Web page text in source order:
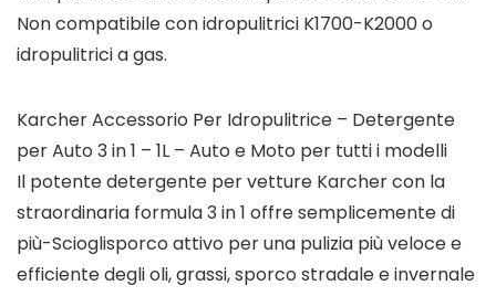
Non compatibile con idropulitrici K1700-K2000 o
idropulitrici a gas.
Karcher Accessorio Per Idropulitrice – Detergente
per Auto 3 in 1 – 1L – Auto e Moto per tutti i modelli
Il potente detergente per vetture Karcher con la
straordinaria formula 3 in 1 offre semplicemente di
più-Scioglisporco attivo per una pulizia più veloce e
efficiente degli oli, grassi, sporco stradale e invernale